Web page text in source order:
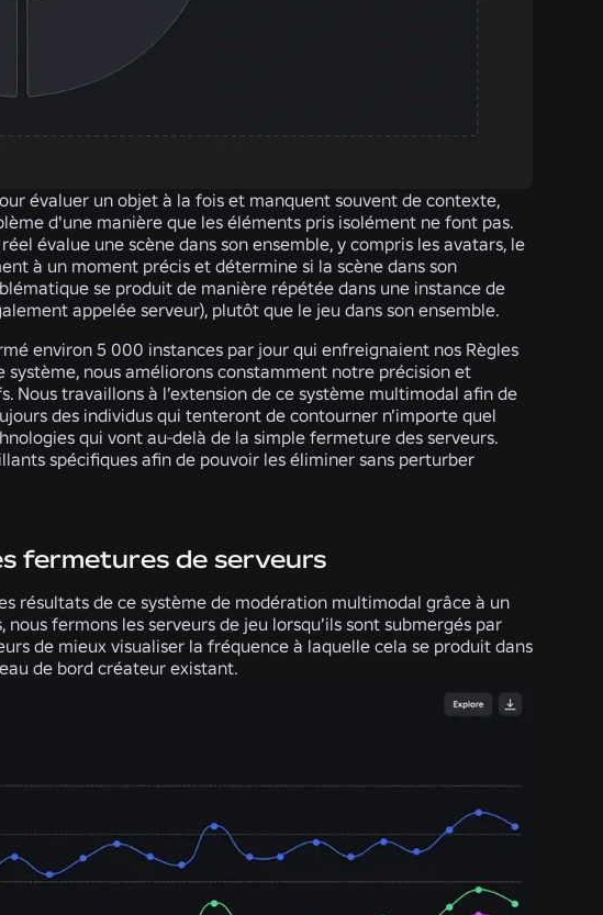
évaluer un objet à la fois et manquent souvent de contexte,
d'une manière que les éléments pris isolément ne font pas.
évalue une scène dans son ensemble, y compris les avatars, le
à un moment précis et détermine si la scène dans son
se produit de manière répétée dans une instance de
appelée serveur), plutôt que le jeu dans son ensemble.
environ 5 000 instances par jour qui enfreignaient nos Règles
nous améliorons constamment notre précision et
travaillons à l’extension de ce système multimodal afin de
des individus qui tenteront de contourner n’importe quel
qui vont au-delà de la simple fermeture des serveurs.
spécifiques afin de pouvoir les éliminer sans perturber
fermetures de serveurs
résultats de ce système de modération multimodal grâce à un
nous fermons les serveurs de jeu lorsqu’ils sont submergés par
de mieux visualiser la fréquence à laquelle cela se produit dans
de bord créateur existant.